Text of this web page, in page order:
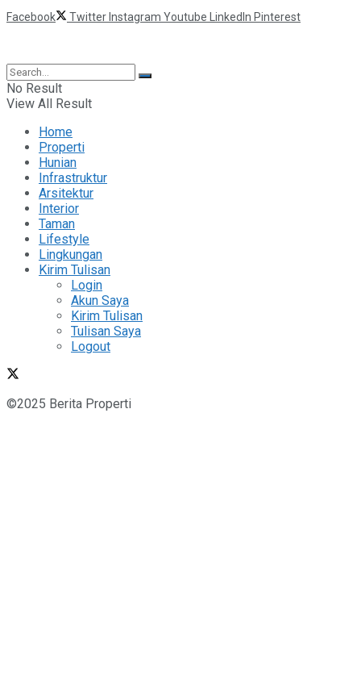
Facebook Twitter Instagram Youtube LinkedIn Pinterest
No Result
View All Result
Home
Properti
Hunian
Infrastruktur
Arsitektur
Interior
Taman
Lifestyle
Lingkungan
Kirim Tulisan
Login
Akun Saya
Kirim Tulisan
Tulisan Saya
Logout
©2025 Berita Properti